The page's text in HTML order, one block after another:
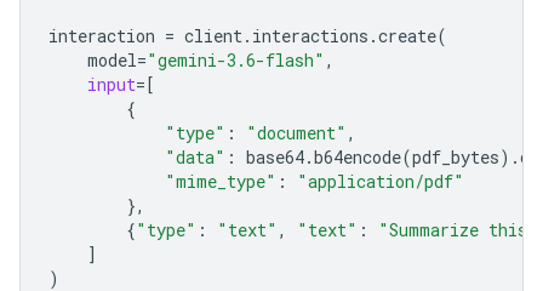
interaction = client. interactions .create(
model="gemini-3.6-flash" ,
input=[
{
"type" : "document" ,
"data" : base64.b64encode(pdf_bytes) .
"mime_type" :
"application/pdf"
},
{"type" : "text" , "text" :
"Summarize this
]
)